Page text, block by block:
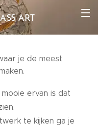
ART
je de meest
ervan is dat
te kijken ga je